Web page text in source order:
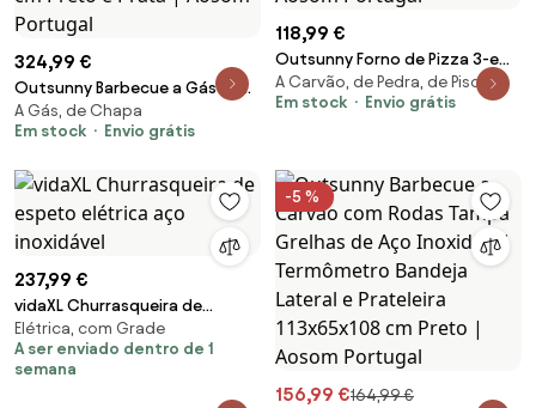
324,99 €
Outsunny Barbecue a Gás com
4 Queimadores 44000 BTU
Rodas Grelha de Aquecimento
Preto e Prata | Aosom Portugal
A Gás, de Chapa
Em stock
Envio grátis
118,99 €
Outsunny Forno de Pizza 3-em-
1 para Exterior Forno de Pizza a
Lenha 2 Camadas com Pedra
A Carvão, de Pedra, de Piso
Em stock
Envio grátis
237,99 €
vidaXL Churrasqueira de
espeto elétrica aço inoxidável
Elétrica, com Grade
A ser enviado dentro de 1
semana
-5 %
156,99 €164,99 €